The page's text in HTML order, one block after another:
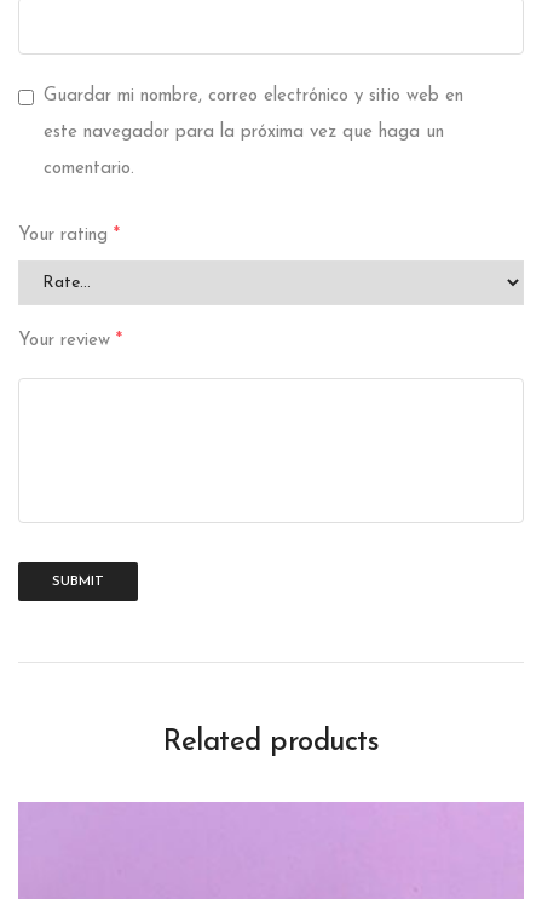
Guardar mi nombre, correo electrónico y sitio web en
este navegador para la próxima vez que haga un
comentario.
Your rating *
Your review *
Related products